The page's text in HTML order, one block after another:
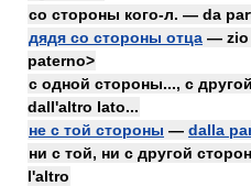
со стороны кого-л. — da
дядя со стороны отца — zio
paterno>
с одной стороны..., с
dall'altro lato...
не с той стороны — dalla
ни с той, ни с другой
l'altro